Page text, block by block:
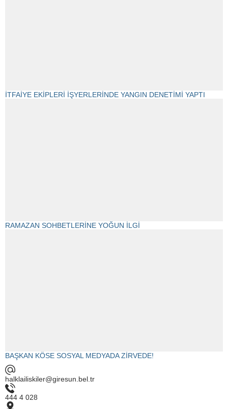
İTFAİYE EKİPLERİ İŞYERLERİNDE YANGIN DENETİMİ YAPTI
RAMAZAN SOHBETLERİNE YOĞUN İLGİ
BAŞKAN KÖSE SOSYAL MEDYADA ZİRVEDE!
halklailiskiler@giresun.bel.tr
444 4 028